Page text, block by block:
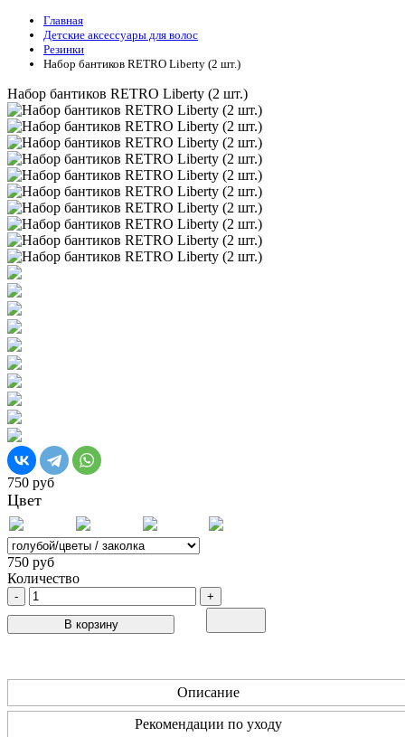
Главная
Детские аксессуары для волоc
Резинки
Набор бантиков RETRO Liberty (2 шт.)
Набор бантиков RETRO Liberty (2 шт.)
750 руб
Цвет
750 руб
Количество
- +
В корзину
Описание
Рекомендации по уходу